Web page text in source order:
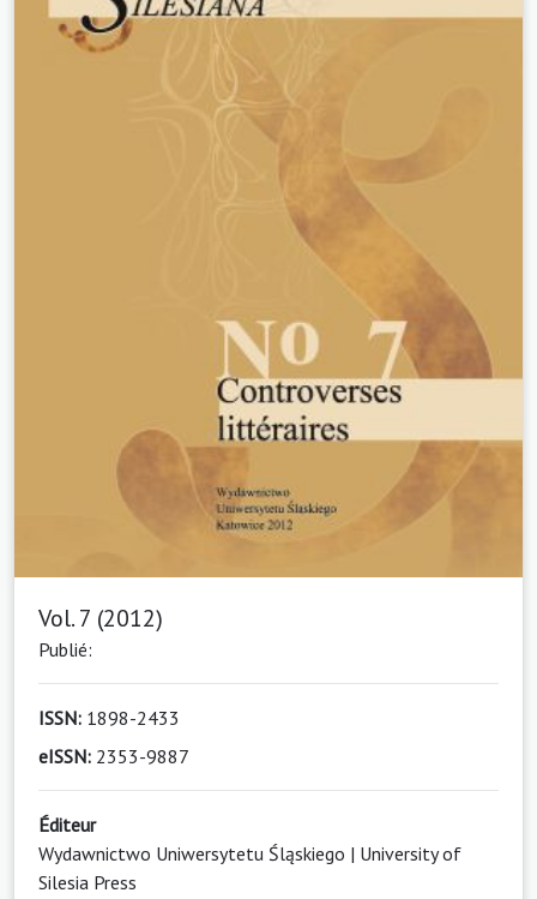
Vol. 7 (2012)
Publié:
ISSN: 1898-2433
eISSN: 2353-9887
Éditeur
Wydawnictwo Uniwersytetu Śląskiego | University of
Silesia Press